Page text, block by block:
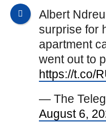
Albert
surprise for
apartment
went out to
https://t.co/
— The
August 6,